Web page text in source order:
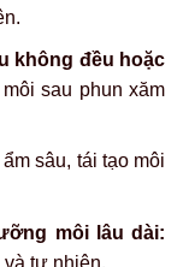
không đều hoặc
sau phun xăm
sâu, tái tạo môi
môi lâu dài:
và tự nhiên.